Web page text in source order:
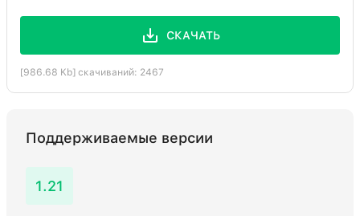
СКАЧАТЬ
[986.68 Kb] скачиваний: 2467
Поддерживаемые версии
1.21